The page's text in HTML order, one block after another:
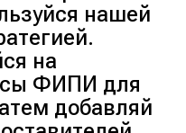
нашей
на
ФИПИ для
добавляй